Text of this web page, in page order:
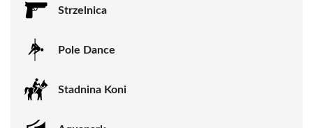
Strzelnica
Pole Dance
Stadnina Koni